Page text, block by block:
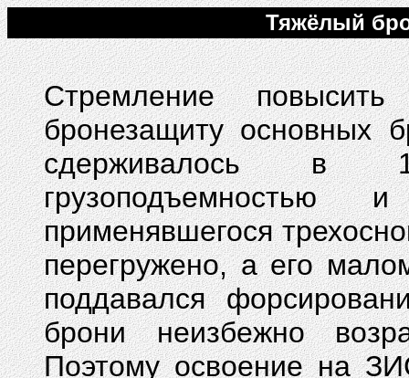
Тяжёлый
Стремление
бронезащиту основных
сдерживалось в
грузоподъемностью
применявшегося
перегружено, а его
поддавался
брони неизбежно
Поэтому освоение на